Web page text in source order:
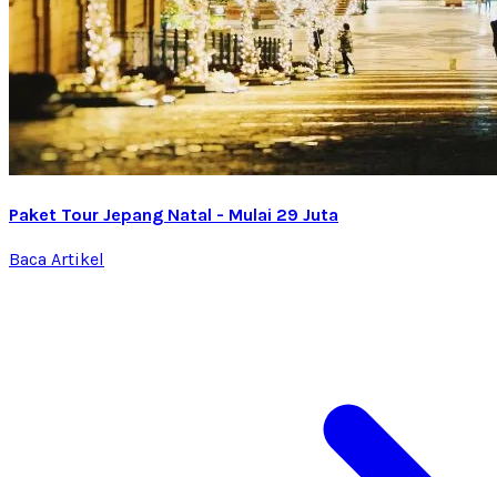
Paket Tour Jepang Natal - Mulai 29 Juta
Baca Artikel